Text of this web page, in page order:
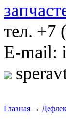
тел. +7
E-mail:
Главная →